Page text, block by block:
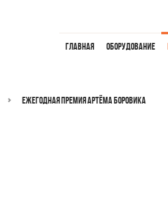
Главная Оборудование
Ежегодная премия Артёма Боровика